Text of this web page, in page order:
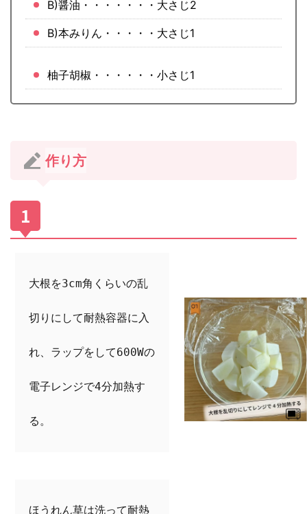
B)醤油・・・・・・・大さじ2
B)本みりん・・・・・大さじ1
柚子胡椒・・・・・・小さじ1
作り方
大根を3cm角くらいの乱
切りにして耐熱容器に入
れ、ラップをして600Wの
電子レンジで4分加熱す
る。
ほうれん草は洗って耐熱